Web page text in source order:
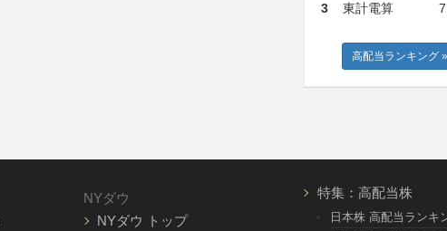
3 東計電算
高配当ランキング »
NYダウ
NYダウ トップ
特集：高配当株
日本株 高配当ランキ